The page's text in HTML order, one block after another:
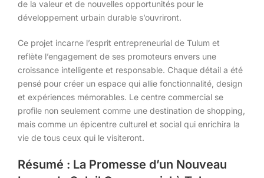
de la valeur et de nouvelles opportunités pour le
développement urbain durable s’ouvriront.
Ce projet incarne l’esprit entrepreneurial de Tulum et
reflète l’engagement de ses promoteurs envers une
croissance intelligente et responsable. Chaque détail a été
pensé pour créer un espace qui allie fonctionnalité, design
et expériences mémorables. Le centre commercial se
profile non seulement comme une destination de shopping,
mais comme un épicentre culturel et social qui enrichira la
vie de tous ceux qui le visiteront.
Résumé : La Promesse d’un Nouveau